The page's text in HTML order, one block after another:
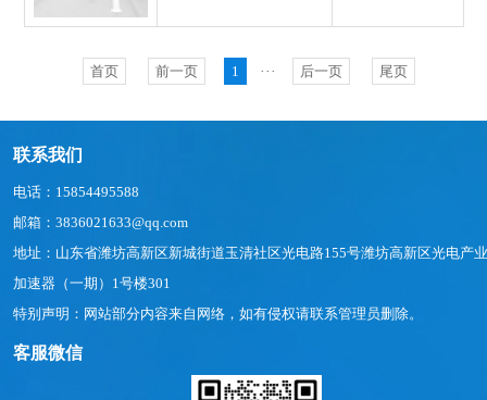
首页 前一页 1 ··· 后一页 尾页
联系我们
电话：15854495588
邮箱：3836021633@qq.com
地址：山东省潍坊高新区新城街道玉清社区光电路155号潍坊高新区光电产业
加速器（一期）1号楼301
特别声明：网站部分内容来自网络，如有侵权请联系管理员删除。
客服微信